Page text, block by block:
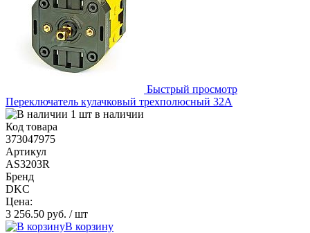
Быстрый просмотр
Переключатель кулачковый трехполюсный 32А
1 шт в наличии
Код товара
373047975
Артикул
AS3203R
Бренд
DKC
Цена:
3 256.50 руб. / шт
В корзину